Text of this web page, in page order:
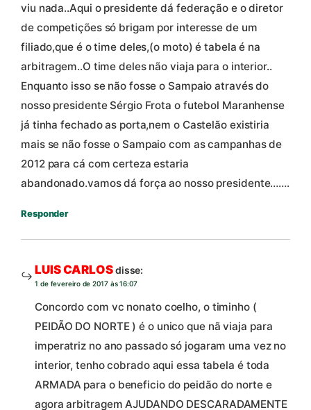
viu nada..Aqui o presidente dá federação e o diretor
de competições só brigam por interesse de um
filiado,que é o time deles,(o moto) é tabela é na
arbitragem..O time deles não viaja para o interior..
Enquanto isso se não fosse o Sampaio através do
nosso presidente Sérgio Frota o futebol Maranhense
já tinha fechado as porta,nem o Castelão existiria
mais se não fosse o Sampaio com as campanhas de
2012 para cá com certeza estaria
abandonado.vamos dá força ao nosso presidente…….
Responder
LUIS CARLOSdisse:
1 de fevereiro de 2017 às 16:07
Concordo com vc nonato coelho, o timinho (
PEIDÃO DO NORTE ) é o unico que nã viaja para
imperatriz no ano passado só jogaram uma vez no
interior, tenho cobrado aqui essa tabela é toda
ARMADA para o beneficio do peidão do norte e
agora arbitragem AJUDANDO DESCARADAMENTE